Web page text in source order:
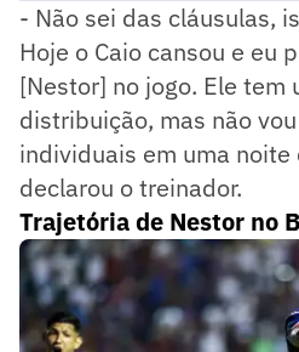
- Não sei das cláusulas,
Hoje o Caio cansou e eu
[Nestor] no jogo. Ele tem
distribuição, mas não
individuais em uma
declarou o treinador.
Trajetória de Nestor no